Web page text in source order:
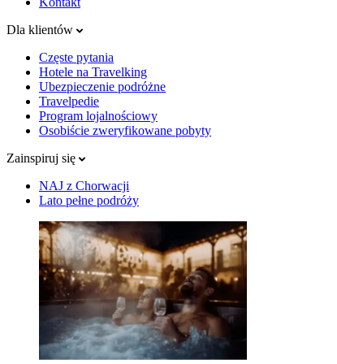
Dla klientów
Częste pytania
Hotele na Travelking
Ubezpieczenie podróżne
Travelpedie
Program lojalnościowy
Osobiście zweryfikowane pobyty
Zainspiruj się
NAJ z Chorwacji
Lato pełne podróży